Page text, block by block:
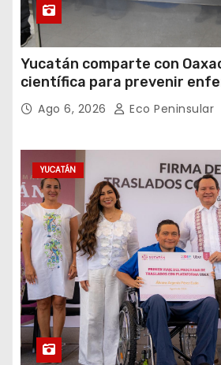
Yucatán comparte con
científica para prevenir
transmitidas por vectores
Ago 6, 2026 Eco Peninsular
YUCATÁN